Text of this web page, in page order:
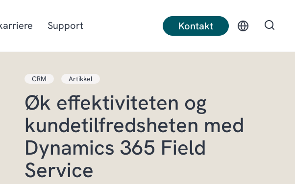
Fiskeri- og havbruksnæring
Bygg
Support Kontakt
CRM Artikkel
Øk effektiviteten og
kundetilfredsheten med
Dynamics 365 Field
Service